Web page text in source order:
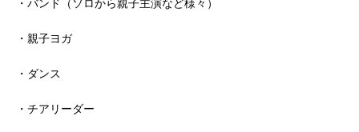
・親子ヨガ
・ダンス
・チアリーダー